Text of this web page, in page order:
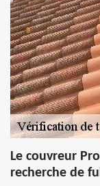
Le couvreur
recherche de